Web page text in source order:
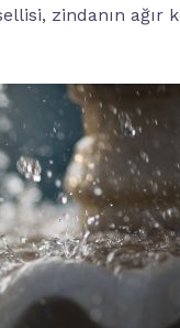
zindanın ağır